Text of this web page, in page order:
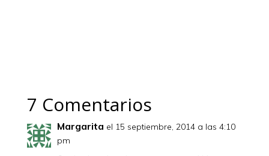
7 Comentarios
Margarita el 15 septiembre, 2014 a las 4:10
pm